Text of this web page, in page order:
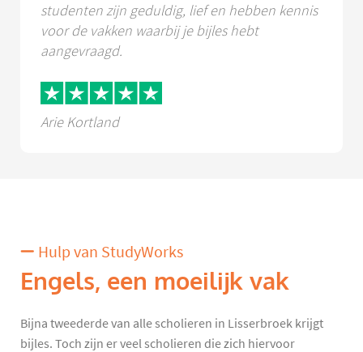
studenten zijn geduldig, lief en hebben kennis
voor de vakken waarbij je bijles hebt
aangevraagd.
Arie Kortland
Hulp van StudyWorks
Engels, een moeilijk vak
Bijna tweederde van alle scholieren in Lisserbroek krijgt
bijles. Toch zijn er veel scholieren die zich hiervoor